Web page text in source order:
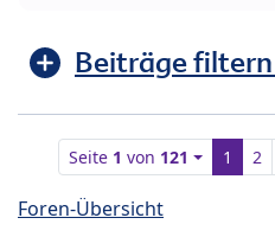
Beiträge
Seite 1 von 121 1 2
Foren-Übersicht